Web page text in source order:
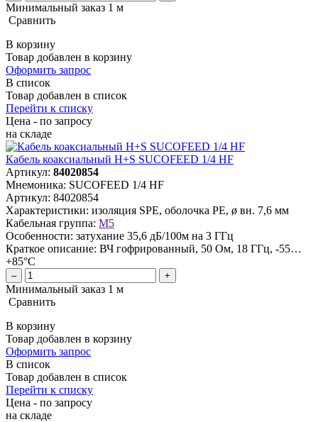
Минимальный заказ 1 м
Сравнить
В корзину
Товар добавлен в корзину
Оформить запрос
В список
Товар добавлен в список
Перейти к списку
Цена - по запросу
на складе
Кабель коаксиальный H+S SUCOFEED 1/4 HF
Артикул: 84020854
Мнемоника: SUCOFEED 1/4 HF
Артикул: 84020854
Характеристики: изоляция SPE, оболочка PE, ø вн. 7,6 мм
Кабельная группа: M5
Особенности: затухание 35,6 дБ/100м на 3 ГГц
Краткое описание: ВЧ гофрированный, 50 Ом, 18 ГГц, -55…
+85°C
– +
Минимальный заказ 1 м
Сравнить
В корзину
Товар добавлен в корзину
Оформить запрос
В список
Товар добавлен в список
Перейти к списку
Цена - по запросу
на складе